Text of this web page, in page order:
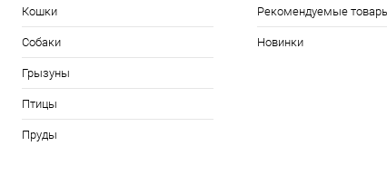
Кошки
Собаки
Грызуны
Птицы
Пруды
Рекомендуемые
Новинки